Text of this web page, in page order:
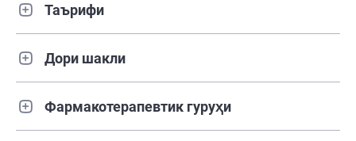
Таърифи
Дори шакли
Фармакотерапевтик гуруҳи